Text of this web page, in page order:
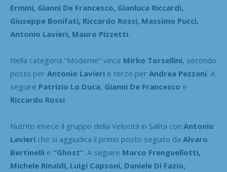
Ermini, Gianni De Francesco, Gianluca Riccardi,
Giuseppe Bonifati, Riccardo Rossi, Massimo Pucci,
Antonio Lavieri, Mauro Pizzetti.
Nella categoria “Moderne” vince Mirko Torsellini, secondo
posto per Antonio Lavieri e terzo per Andrea Pezzani. A
seguire Patrizio Lo Duca, Gianni De Francesco e
Riccardo Rossi.
Nutrito invece il gruppo della Velocità in Salita con Antonio
Lavieri che si aggiudica il primo posto seguito da Alvaro
Bertinelli e “Ghost”. A seguire Marco Frenguellotti,
Michele Rinaldi, Luigi Capsoni, Daniele Di Fazio,